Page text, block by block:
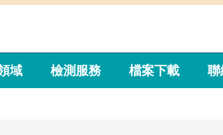
域 檢測服務 檔案下載 聯